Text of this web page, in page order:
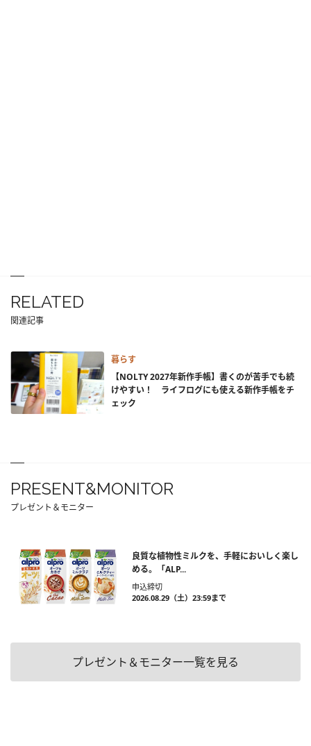
RELATED
関連記事
暮らす
【NOLTY 2027年新作手帳】書くのが苦手でも続
けやすい！ ライフログにも使える新作手帳をチ
ェック
PRESENT&MONITOR
プレゼント＆モニター
良質な植物性ミルクを、手軽においしく楽し
める。「ALP...
申込締切
2026.08.29（土）23:59まで
プレゼント＆モニター一覧を見る